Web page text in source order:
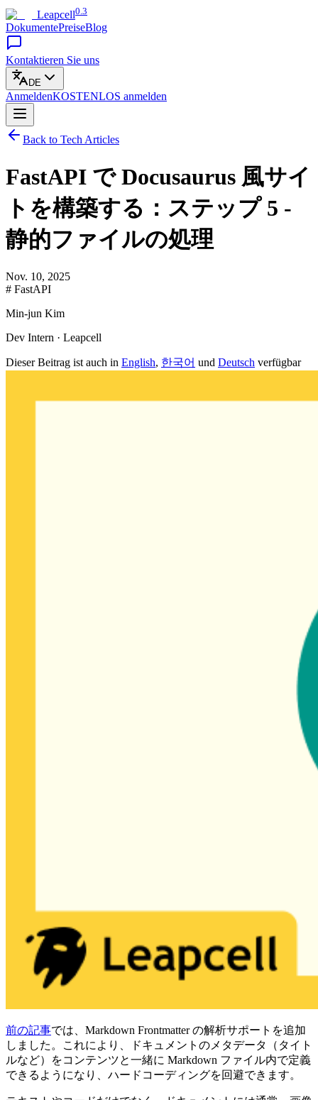
Leapcell0.3
DokumentePreiseBlog
Kontaktieren Sie uns
DE
AnmeldenKOSTENLOS anmelden
Back to Tech Articles
FastAPI で Docusaurus 風サイ
トを構築する：ステップ 5 -
静的ファイルの処理
Nov. 10, 2025
# FastAPI
Min-jun Kim
Dev Intern · Leapcell
Dieser Beitrag ist auch in English, 한국어 und Deutsch verfügbar
前の記事では、Markdown Frontmatter の解析サポートを追加
しました。これにより、ドキュメントのメタデータ（タイト
ルなど）をコンテンツと一緒に Markdown ファイル内で定義
できるようになり、ハードコーディングを回避できます。